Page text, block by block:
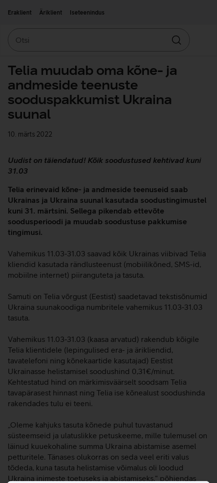
Eraklient
Äriklient Iseteenindus
Otsin
Telia muudab oma kõne- ja
andmeside teenuste
sooduspakkumist Ukraina
suunal
10. märts 2022
Uudist on täiendatud! Kõik soodustused kehtivad kuni
31.03
Telia erinevaid kõne- ja andmeside teenuseid saab
Ukrainas ja Ukraina suunal kasutada soodustingimustel
kuni 31. märtsini. Sellega pikendab ettevõte
soodusperioodi ja muudab soodustuse pakkumise
tingimusi.
Vahemikus 11.03-31.03 saavad kõik Ukrainas viibivad Telia
kliendid kasutada rändlusteenust (mobiilikõned, SMS-id,
mobiilne internet) piiranguteta ja tasuta.
Samuti on Telia võrgust (Eestist) saadetavad tekstisõnumid
Ukraina suunakoodiga numbritele vahemikus 11.03-31.03
tasuta.
Vahemikus 11.03-31.03 (kaasa arvatud) rakendub kõigile
Telia klientidele (lepingulised era- ja ärikliendid,
tavatelefoni ning kõnekaartide kasutajad) Eestist
Ukrainasse helistamisel soodushind 0,31€/minut.
Kehtestatud hind on märkimisväärselt soodsam Telia
tavapärasest hinnast ning Telia ise kõnealust soodushinda
rakendades tulu ei teeni.
„Oleme kahjuks tasuta kõnede puhul tuvastanud
süsteemseid ja ulatuslikke petuskeeme, mille tulemusel on
läinud kuuekohaline summa Ukraina abistamise asemel
petturitele. Tänases olukorras on seda veel eriti valus
tõdeda, kuna tasuta helistamise võimalus oli loodud
Ukraina inimeste toetuseks ja abistamiseks,“ põhjendas